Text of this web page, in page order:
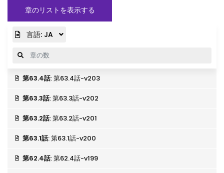
章のリストを表示する
言語: JA
第63.4話: 第63.4話-v203
第63.3話: 第63.3話-v202
第63.2話: 第63.2話-v201
第63.1話: 第63.1話-v200
第62.4話: 第62.4話-v199